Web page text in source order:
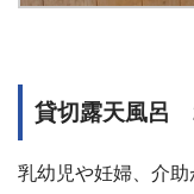
貸切露天風呂
乳幼児や妊婦、介